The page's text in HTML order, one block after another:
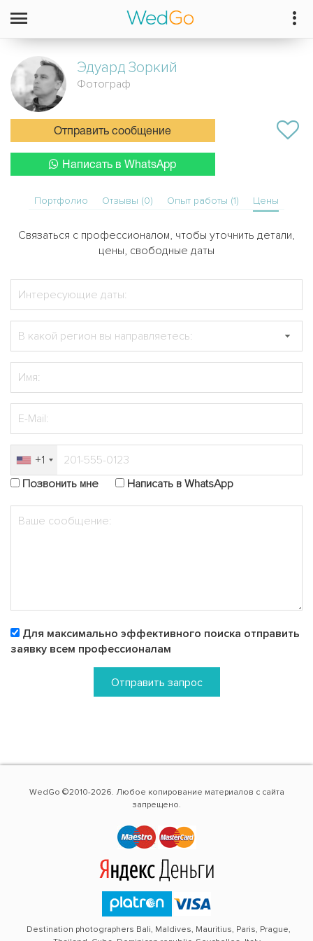
Эдуард Зоркий
Фотограф
Отправить сообщение
Написать в WhatsApp
Портфолио Отзывы (0) Опыт работы (1) Цены
Связаться с профессионалом, чтобы уточнить детали,
цены, свободные даты
+1
Позвонить мне
Написать в WhatsApp
Для максимально эффективного поиска отправить
заявку всем профессионалам
Отправить запрос
WedGo ©2010-2026. Любое копирование материалов с сайта
запрещено.
Destination photographers Bali, Maldives, Mauritius, Paris, Prague,